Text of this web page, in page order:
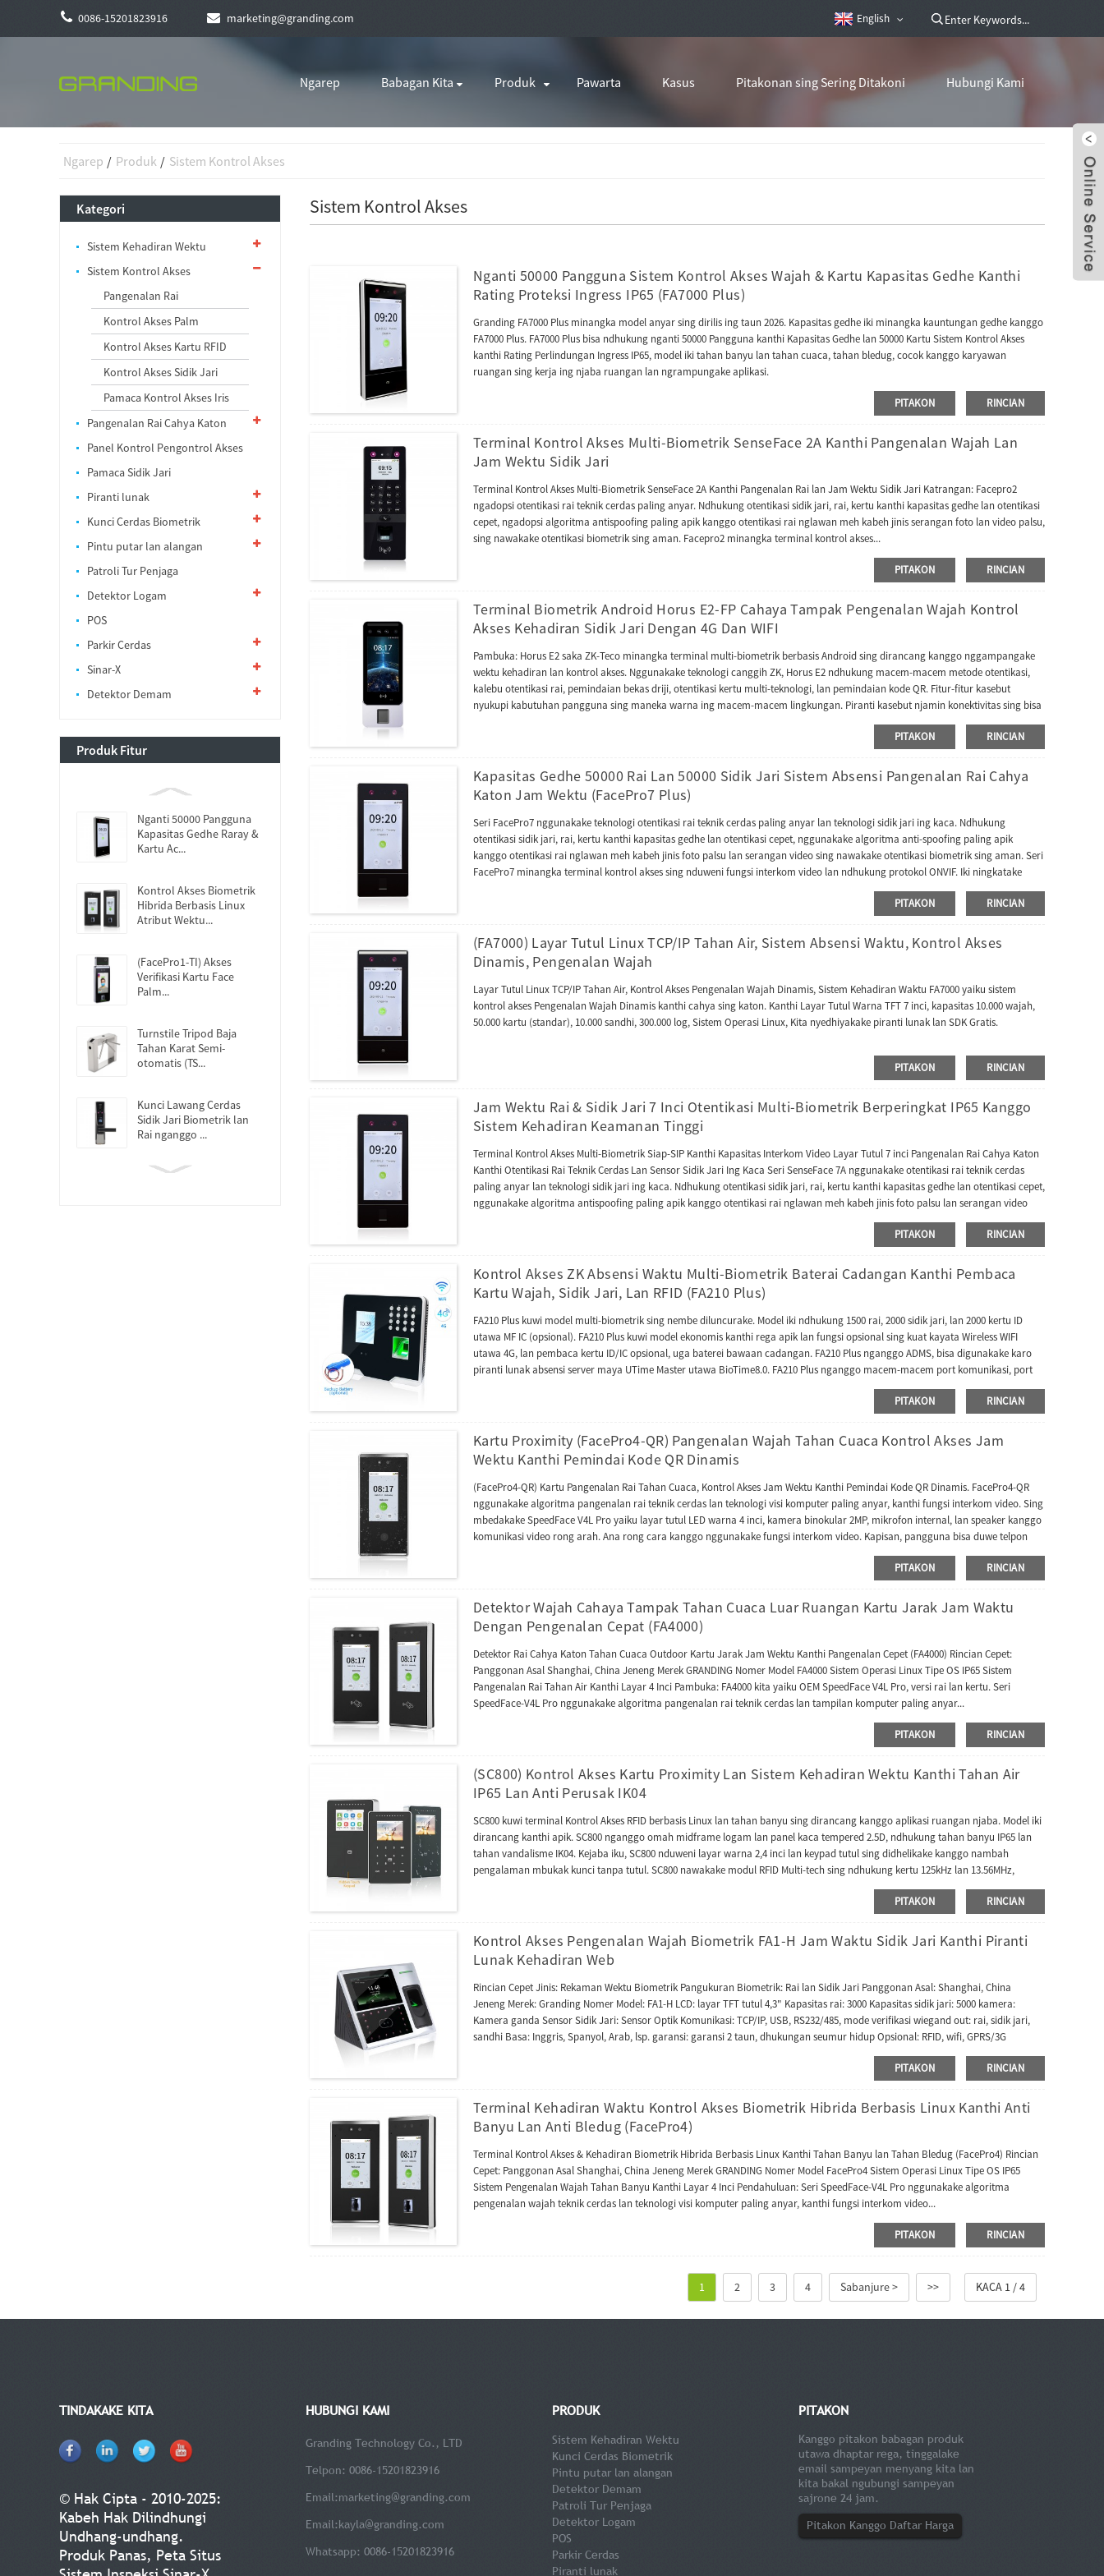
0086-15201823916 marketing@granding.com English
Ngarep Babagan Kita Produk Pawarta Kasus Pitakonan sing Sering Ditakoni Hubungi Kami
Ngarep Produk Sistem Kontrol Akses
Kategori
Sistem Kehadiran Wektu
Sistem Kontrol Akses
Pangenalan Rai
Kontrol Akses Palm
Kontrol Akses Kartu RFID
Kontrol Akses Sidik Jari
Pamaca Kontrol Akses Iris
Pangenalan Rai Cahya Katon
Panel Kontrol Pengontrol Akses
Pamaca Sidik Jari
Piranti lunak
Kunci Cerdas Biometrik
Pintu putar lan alangan
Patroli Tur Penjaga
Detektor Logam
POS
Parkir Cerdas
Sinar-X
Detektor Demam
Produk Fitur
Nganti 50000 Pangguna
Kapasitas Gedhe Raray &
Kartu Ac...
Kontrol Akses Biometrik
Hibrida Berbasis Linux
Atribut Wektu...
(FacePro1-TI) Akses
Verifikasi Kartu Face
Palm...
Turnstile Tripod Baja
Tahan Karat Semi-
otomatis (TS...
Kunci Lawang Cerdas
Sidik Jari Biometrik lan
Rai nganggo ...
Sistem Kehadiran Kontrol
Sistem Kontrol Akses
Nganti 50000 Pangguna Sistem Kontrol Akses Wajah & Kartu Kapasitas Gedhe Kanthi
Rating Proteksi Ingress IP65 (FA7000 Plus)
Granding FA7000 Plus minangka model anyar sing dirilis ing taun 2026. Kapasitas gedhe iki minangka kauntungan gedhe kanggo
FA7000 Plus. FA7000 Plus bisa ndhukung nganti 50000 Pangguna kanthi Kapasitas Gedhe lan 50000 Kartu Sistem Kontrol Akses
kanthi Rating Perlindungan Ingress IP65, model iki tahan banyu lan tahan cuaca, tahan bledug, cocok kanggo karyawan
ruangan sing kerja ing njaba ruangan lan ngrampungake aplikasi.
PITAKON RINCIAN
Terminal Kontrol Akses Multi-Biometrik SenseFace 2A Kanthi Pangenalan Wajah Lan
Jam Wektu Sidik Jari
Terminal Kontrol Akses Multi-Biometrik SenseFace 2A Kanthi Pangenalan Rai lan Jam Wektu Sidik Jari Katrangan: Facepro2
ngadopsi otentikasi rai teknik cerdas paling anyar. Ndhukung otentikasi sidik jari, rai, kertu kanthi kapasitas gedhe lan otentikasi
cepet, ngadopsi algoritma antispoofing paling apik kanggo otentikasi rai nglawan meh kabeh jinis serangan foto lan video palsu,
sing nawakake otentikasi biometrik sing aman. Facepro2 minangka terminal kontrol akses...
PITAKON RINCIAN
Terminal Biometrik Android Horus E2-FP Cahaya Tampak Pengenalan Wajah Kontrol
Akses Kehadiran Sidik Jari Dengan 4G Dan WIFI
Pambuka: Horus E2 saka ZK-Teco minangka terminal multi-biometrik berbasis Android sing dirancang kanggo nggampangake
wektu kehadiran lan kontrol akses. Nggunakake teknologi canggih ZK, Horus E2 ndhukung macem-macem metode otentikasi,
kalebu otentikasi rai, pemindaian bekas driji, otentikasi kertu multi-teknologi, lan pemindaian kode QR. Fitur-fitur kasebut
nyukupi kabutuhan pangguna sing maneka warna ing macem-macem lingkungan. Piranti kasebut njamin konektivitas sing bisa
dipercaya liwat Wi-Fi frekuensi ganda lan 4G LTE, sing nggampangake integrasi jaringan sing lancar. Horus E2 kompatibel karo
sistem operasi Android 10, sing nyederhanakake integrasi karo aplikasi pihak katelu. Kajaba iku, kalebu baterei serep opsional
PITAKON RINCIAN
Kapasitas Gedhe 50000 Rai Lan 50000 Sidik Jari Sistem Absensi Pangenalan Rai Cahya
Katon Jam Wektu (FacePro7 Plus)
Seri FacePro7 nggunakake teknologi otentikasi rai teknik cerdas paling anyar lan teknologi sidik jari ing kaca. Ndhukung
otentikasi sidik jari, rai, kertu kanthi kapasitas gedhe lan otentikasi cepet, nggunakake algoritma anti-spoofing paling apik
kanggo otentikasi rai nglawan meh kabeh jinis foto palsu lan serangan video sing nawakake otentikasi biometrik sing aman. Seri
FacePro7 minangka terminal kontrol akses sing nduweni fungsi interkom video lan ndhukung protokol ONVIF. Iki ningkatake
pengalaman interkom video kanthi lengkap lan bisa kompatibel karo unit njero ruangan interkom video kanthi protokol SIP
(Versi 2.0). Kejaba iku, Seri FacePro7 ndhukung pirang-pirang protokol komunikasi, firmware-ne duwe AC push lan bisa diowahi
dadi protokol BEST kanggo nyambung karo Zlink (modul AC).
PITAKON RINCIAN
(FA7000) Layar Tutul Linux TCP/IP Tahan Air, Sistem Absensi Waktu, Kontrol Akses
Dinamis, Pengenalan Wajah
Layar Tutul Linux TCP/IP Tahan Air, Kontrol Akses Pengenalan Wajah Dinamis, Sistem Kehadiran Waktu FA7000 yaiku sistem
kontrol akses Pengenalan Wajah Dinamis kanthi cahya sing katon. Kanthi Layar Tutul Warna TFT 7 inci, kapasitas 10.000 wajah,
50.000 kartu (standar), 10.000 sandhi, 300.000 log, Sistem Operasi Linux, Kita nyedhiyakake piranti lunak lan SDK Gratis.
PITAKON RINCIAN
Jam Wektu Rai & Sidik Jari 7 Inci Otentikasi Multi-Biometrik Berperingkat IP65 Kanggo
Sistem Kehadiran Keamanan Tinggi
Terminal Kontrol Akses Multi-Biometrik Siap-SIP Kanthi Kapasitas Interkom Video Layar Tutul 7 inci Pangenalan Rai Cahya Katon
Kanthi Otentikasi Rai Teknik Cerdas Lan Sensor Sidik Jari Ing Kaca Seri SenseFace 7A nggunakake otentikasi rai teknik cerdas
paling anyar lan teknologi sidik jari ing kaca. Ndhukung otentikasi sidik jari, rai, kertu kanthi kapasitas gedhe lan otentikasi cepet,
nggunakake algoritma antispoofing paling apik kanggo otentikasi rai nglawan meh kabeh jinis foto palsu lan serangan video
sing nawakake otentikasi biometrik sing aman. Seri SenseFace 7 minangka terminal kontrol akses sing nduweni fungsi interkom
video lan ndhukung protokol ONVIF. Iki ningkatake pengalaman interkom video kanthi lengkap lan bisa kompatibel karo unit
komunikasi, firmware-ne duwe push AC lan bisa diowahi dadi push TA lan kompatibel karo macem-macem piranti lunak AC
utawa TA. Bisa diganti dadi protokol BEST kanggo nyambung karo ZKBio Zlink (modul AC).
PITAKON RINCIAN
Kontrol Akses ZK Absensi Waktu Multi-Biometrik Baterai Cadangan Kanthi Pembaca
Kartu Wajah, Sidik Jari, Lan RFID (FA210 Plus)
FA210 Plus kuwi model multi-biometrik sing nembe diluncurake. Model iki ndhukung 1500 rai, 2000 sidik jari, lan 2000 kertu ID
utawa MF IC (opsional). FA210 Plus kuwi model ekonomis kanthi rega apik lan fungsi opsional sing kuat kayata Wireless WIFI
utawa 4G, lan pembaca kertu ID/IC opsional, uga baterei bawaan cadangan. FA210 Plus nganggo ADMS, bisa digunakake karo
piranti lunak absensi server maya UTime Master utawa BioTime8.0. FA210 Plus nganggo macem-macem port komunikasi, port
TCP/IP (RJ45) kanggo nyambung menyang komputer utawa jaringan, port host USB kanggo masang flash disk USB kanggo
ndownload utawa ngunggah data absensi nganggo piranti lunak absensi server pusat, lan RS232 kanggo nyambung menyang
Photo ID sing bisa nuduhake foto pangguna nalika mencet. FA210 Plus misuwur ing pasar sing wong-wong mbutuhake
sambungan internet nganggo Face+Fingerprint+baterei+data seluler 4G.
PITAKON RINCIAN
Kartu Proximity (FacePro4-QR) Pangenalan Wajah Tahan Cuaca Kontrol Akses Jam
Wektu Kanthi Pemindai Kode QR Dinamis
(FacePro4-QR) Kartu Pangenalan Rai Tahan Cuaca, Kontrol Akses Jam Wektu Kanthi Pemindai Kode QR Dinamis. FacePro4-QR
nggunakake algoritma pangenalan rai teknik cerdas lan teknologi visi komputer paling anyar, kanthi fungsi interkom video. Sing
mbedakake SpeedFace V4L Pro yaiku layar tutul LED warna 4 inci, kamera binokular 2MP, mikrofon internal, lan speaker kanggo
komunikasi video rong arah. Ana rong cara kanggo nggunakake fungsi interkom video. Kapisan, pangguna bisa duwe telpon
video liwat aplikasi ZSmart nalika nyambung menyang internet. Kapindho, terminal bisa nyambungake stasiun njero ruangan
liwat protokol SIP. Seri SpeedFace V4L Pro uga bisa diintegrasi karo ZKBioAccess Mobile Page kanggo ndhukung kode QR
algoritma anti-spoofing paling apik kanggo pangenalan rai, nglindhungi sebagian besar foto palsu lan serangan video. Terminal
iki uga ndhukung modul QR khusus kayata kode QR, PDF417, Data Matrix, MicroPDF417, lan Aztec. Piranti kita ndhukung pirang-
pirang basa, Inggris, Spanyol, Vietnam, Thailand, Indonesia, Rusia, Italia, Prancis, Ibrani, Portugis, Korea, Cina, Turki, Jerman lan
liya-liyane. Pangguna bisa milih basa sing dibutuhake. Kajaba iku, FacePro4-QR bisa digunakake ing piranti lunak wektu lan
kehadiran berbasis web sing kuat, UTime Master utawa piranti lunak ZKTime5.0.
PITAKON RINCIAN
Detektor Wajah Cahaya Tampak Tahan Cuaca Luar Ruangan Kartu Jarak Jam Waktu
Dengan Pengenalan Cepat (FA4000)
Detektor Rai Cahya Katon Tahan Cuaca Outdoor Kartu Jarak Jam Wektu Kanthi Pangenalan Cepet (FA4000) Rincian Cepet:
Panggonan Asal Shanghai, China Jeneng Merek GRANDING Nomer Model FA4000 Sistem Operasi Linux Tipe OS IP65 Sistem
Pangenalan Rai Tahan Air Kanthi Layar 4 Inci Pambuka: FA4000 kita yaiku OEM SpeedFace V4L Pro, versi rai lan kertu. Seri
SpeedFace-V4L Pro nggunakake algoritma pangenalan rai teknik cerdas lan tampilan komputer paling anyar...
PITAKON RINCIAN
(SC800) Kontrol Akses Kartu Proximity Lan Sistem Kehadiran Wektu Kanthi Tahan Air
IP65 Lan Anti Perusak IK04
SC800 kuwi terminal Kontrol Akses RFID berbasis Linux lan tahan banyu sing dirancang kanggo aplikasi ruangan njaba. Model iki
dirancang kanthi apik. SC800 nganggo omah midframe logam lan panel kaca tempered 2.5D, ndhukung tahan banyu IP65 lan
tahan vandalisme IK04. Kejaba iku, SC800 nduweni layar warna 2,4 inci lan keypad tutul sing didhelikake kanggo nambah
pengalaman mbukak kunci tanpa tutul. SC800 nawakake modul RFID Multi-tech sing ndhukung kertu 125kHz lan 13.56MHz,
ndhukung HID Prox lan Modul RFID Multi-Tech kelas HID i. Kajaba iku, SC800 ndhukung protokol komunikasi push Kontrol Akses
lan kompatibel karo piranti lunak UAccess Master utawa ZKBio CVAccess. Terminal iki uga kalebu port Input Wiegand kanggo
Wiegand.
PITAKON RINCIAN
Kontrol Akses Pengenalan Wajah Biometrik FA1-H Jam Waktu Sidik Jari Kanthi Piranti
Lunak Kehadiran Web
Rincian Cepet Jinis: Rekaman Wektu Biometrik Pangukuran Biometrik: Rai lan Sidik Jari Panggonan Asal: Shanghai, China
Jeneng Merek: Granding Nomer Model: FA1-H LCD: layar TFT tutul 4,3" Kapasitas rai: 3000 Kapasitas sidik jari: 5000 kamera:
Kamera ganda Sensor Sidik Jari: Sensor Optik Komunikasi: TCP/IP, USB, RS232/485, mode verifikasi wiegand out: rai, sidik jari,
sandhi Basa: Inggris, Spanyol, Arab, lsp. garansi: garansi 2 taun, dhukungan seumur hidup Opsional: RFID, wifi, GPRS/3G
Kemasan & Pangiriman Unit Penjualan: Barang tunggal Ukuran paket tunggal: 31X26X12 cm Bobot kotor tunggal: 2.500 kg
PITAKON
RINCIAN
Terminal Kehadiran Waktu Kontrol Akses Biometrik Hibrida Berbasis Linux Kanthi Anti
Banyu Lan Anti Bledug (FacePro4)
Terminal Kontrol Akses & Kehadiran Biometrik Hibrida Berbasis Linux Kanthi Tahan Banyu lan Tahan Bledug (FacePro4) Rincian
Cepet: Panggonan Asal Shanghai, China Jeneng Merek GRANDING Nomer Model FacePro4 Sistem Operasi Linux Tipe OS IP65
Sistem Pengenalan Wajah Tahan Banyu Kanthi Layar 4 Inci Pendahuluan: Seri SpeedFace-V4L Pro nggunakake algoritma
pengenalan wajah teknik cerdas lan teknologi visi komputer paling anyar, kanthi fungsi interkom video...
PITAKON RINCIAN
1 2 3 4 Sabanjure > >> KACA 1 / 4
TINDAKAKE KITA
© Hak Cipta - 2010-2025:
Kabeh Hak Dilindhungi
Undhang-undhang.
Produk Panas, Peta Situs
HUBUNGI KAMI
Granding Technology Co., LTD
Telpon: 0086-15201823916
Email:marketing@granding.com
Email:kayla@granding.com
Whatsapp: 0086-15201823916
PRODUK
Sistem Kehadiran Wektu
Kunci Cerdas Biometrik
Pintu putar lan alangan
Detektor Demam
Patroli Tur Penjaga
Detektor Logam
POS
Parkir Cerdas
Piranti lunak
PITAKON
Kanggo pitakon babagan produk
utawa dhaptar rega, tinggalake
email sampeyan menyang kita lan
kita bakal ngubungi sampeyan
sajrone 24 jam.
Pitakon Kanggo Daftar Harga